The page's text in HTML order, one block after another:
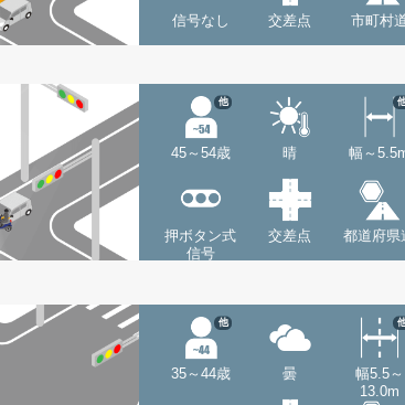
信号なし 交差点 市町村
45～54歳
他
晴 幅～
押ボタン式
信号
交差点 都道府県
35～44歳
他
曇
幅5.5～
13.0m